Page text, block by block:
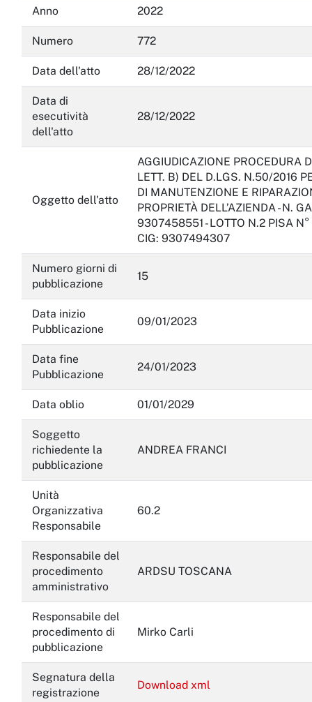
Attuazione misure PNRR
Anno 2022
Numero 772
Data dell'atto 28/12/2022
Data di
esecutività
dell'atto
28/12/2022
Oggetto dell'atto
AGGIUDICAZIONE PROCEDURA
LETT. B) DEL D.LGS. N.50/2016
DI MANUTENZIONE E
PROPRIETÀ DELL’AZIENDA - N.
9307458551 - LOTTO N.2 PISA
CIG: 9307494307
Numero giorni di
pubblicazione
15
Data inizio
Pubblicazione
09/01/2023
Data fine
Pubblicazione
24/01/2023
Data oblio 01/01/2029
Soggetto
richiedente la
pubblicazione
ANDREA FRANCI
Unità
Organizzativa
Responsabile
60.2
Responsabile del
procedimento
amministrativo
ARDSU TOSCANA
Responsabile del
procedimento di
pubblicazione
Mirko Carli
Segnatura della
registrazione
Download xml